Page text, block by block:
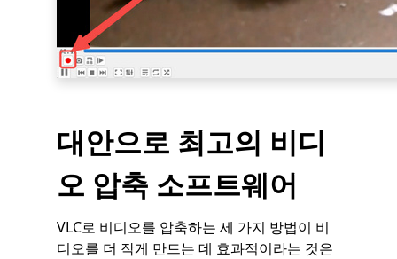
대안으로 최고의 비디
오 압축 소프트웨어
VLC로 비디오를 압축하는 세 가지 방법이 비
디오를 더 작게 만드는 데 효과적이라는 것은